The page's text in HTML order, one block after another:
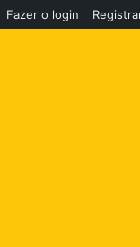
Fazer o login